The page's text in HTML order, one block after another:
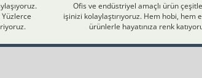
Ofis ve endüstriyel amaçlı ürün
işinizi kolaylaştırıyoruz. Hem hobi, hem
ürünlerle hayatınıza renk